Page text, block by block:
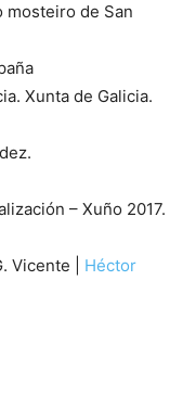
mosteiro de San
Xunta de Galicia.
– Xuño 2017.
Vicente | Héctor